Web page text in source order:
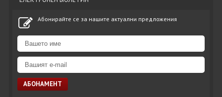
Абонирайте се за нашите актуални предложения